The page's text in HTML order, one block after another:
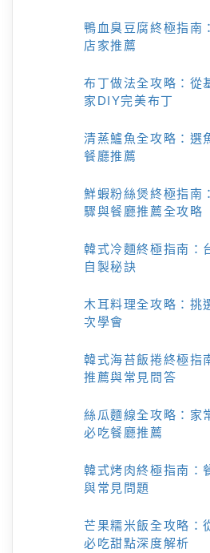
鴨血臭豆腐終極指南
店家推薦
布丁做法全攻略：從
家DIY完美布丁
清蒸鱸魚全攻略：選
餐廳推薦
鮮蝦粉絲煲終極指南
驟與餐廳推薦全攻略
韓式冷麵終極指南：
自製秘訣
木耳料理全攻略：挑
次學會
韓式海苔飯捲終極指
推薦與常見問答
絲瓜麵線全攻略：家
必吃餐廳推薦
韓式烤肉終極指南：
與常見問題
芒果糯米飯全攻略：
必吃甜點深度解析